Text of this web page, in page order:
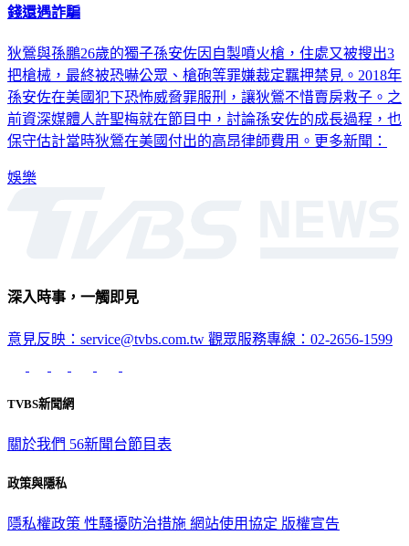
錢還遇詐騙
狄鶯與孫鵬26歲的獨子孫安佐因自製噴火槍，住處又被搜出3
把槍械，最終被恐嚇公眾、槍砲等罪嫌裁定羈押禁見。2018年
孫安佐在美國犯下恐怖威脅罪服刑，讓狄鶯不惜賣房救子。之
前資深媒體人許聖梅就在節目中，討論孫安佐的成長過程，也
保守估計當時狄鶯在美國付出的高昂律師費用。更多新聞：
娛樂
深入時事，一觸即見
意見反映：service@tvbs.com.tw 觀眾服務專線：02-2656-1599
TVBS新聞網
關於我們 56新聞台節目表
政策與隱私
隱私權政策 性騷擾防治措施 網站使用協定 版權宣告